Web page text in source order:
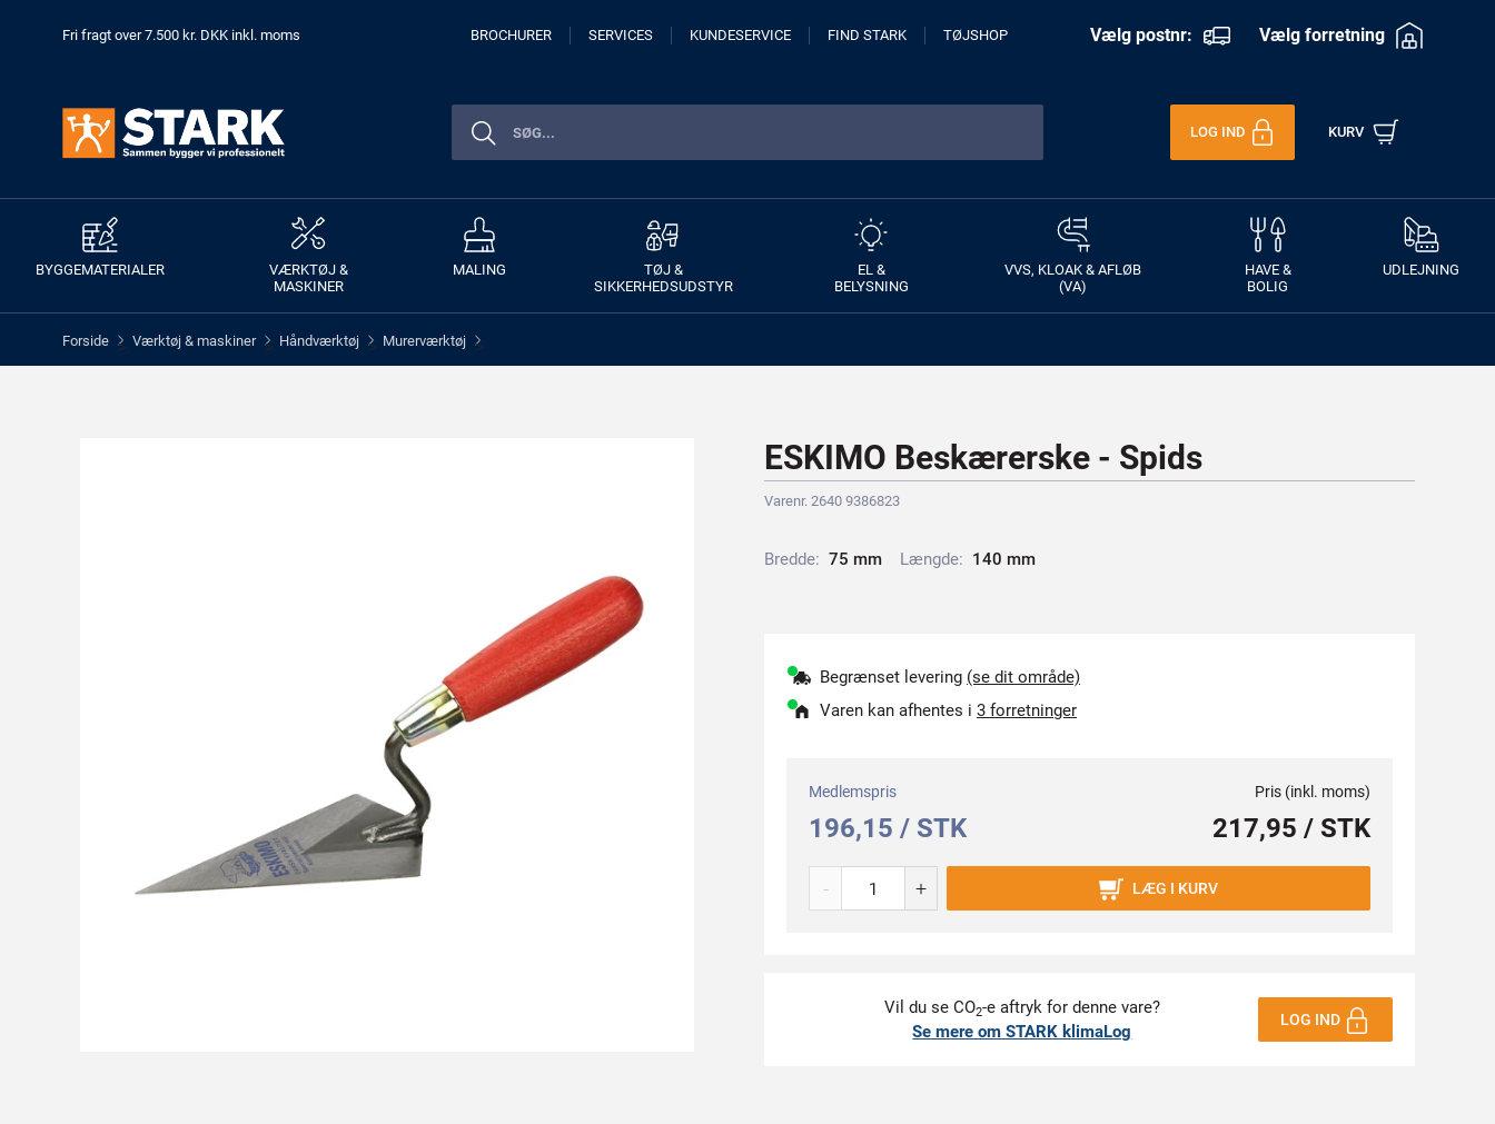
Fri fragt over 7.500 kr. DKK inkl. moms BROCHURER SERVICES KUNDESERVICE FIND STARK TØJSHOP Vælg postnr: Vælg forretning
LOG IND KURV
BYGGEMATERIALER
VÆRKTØJ &
MASKINER
MALING
TØJ &
SIKKERHEDSUDSTYR
EL &
BELYSNING
VVS, KLOAK & AFLØB
(VA)
HAVE &
BOLIG
UDLEJNING
Forside > Værktøj & maskiner > Håndværktøj > Murerværktøj >
ESKIMO Beskærerske - Spids
Varenr. 2640 9386823
Bredde: 75 mm Længde: 140 mm
Begrænset levering (se dit område)
Varen kan afhentes i 3 forretninger
Medlemspris
196,15 / STK
Pris (inkl. moms)
217,95 / STK
- + LÆG I KURV
Vil du se CO2-e aftryk for denne vare?
Se mere om STARK klimaLog
LOG IND